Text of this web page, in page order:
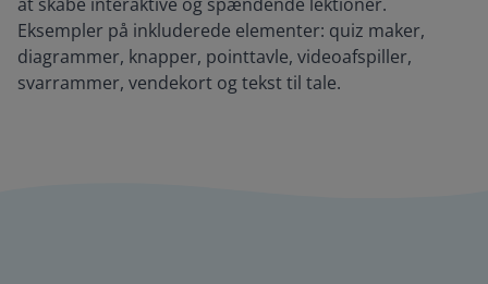
Eksempler på inkluderede elementer: quiz maker,
diagrammer, knapper, pointtavle, videoafspiller,
svarrammer, vendekort og tekst til tale.